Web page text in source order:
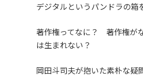
デジタルというパンドラの箱
著作権ってなに？ 著作権が
は生まれない？
岡田斗司夫が抱いた素朴な